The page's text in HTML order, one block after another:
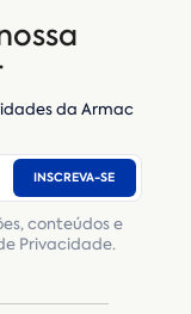
da Armac
INSCREVA-SE
conteúdos e
Privacidade.
*